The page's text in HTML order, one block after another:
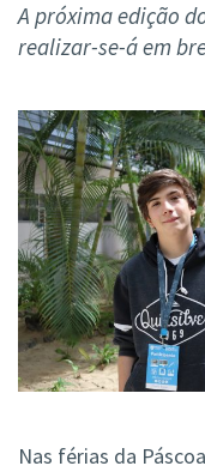
A próxima edição
realizar-se-á em
Nas férias da